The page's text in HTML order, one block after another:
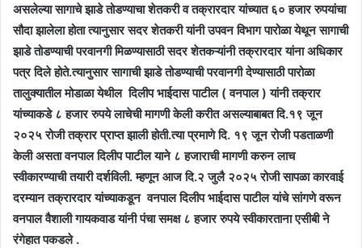
असलेल्या सागाचे झाडे तोडण्याचा शेतकरी व तक्रारदार यांच्यात ६० हजार रुपयांचा
सौदा झालेला होता त्यानुसार सदर शेतकरी यांनी उपवन विभाग पारोळा येथून सागाची
झाडे तोडण्याची परवानगी मिळण्यासाठी सदर शेतकऱ्यांनी तक्रारदार यांना अधिकार
पत्र दिले होते.त्यानुसार सागाची झाडे तोडण्याची परवानगी देण्यासाठी पारोळा
तालुक्यातील मोडाळा येथील दिलीप भाईदास पाटील ( वनपाल ) यांनी तक्रार
यांच्याकडे ८ हजार रुपये लाचेची मागणी केली करीत असल्याबाबत दि.१९ जून
२०२५ रोजी तक्रार प्राप्त झाली होती.त्या प्रमाणे दि. १९ जून रोजी पडताळणी
केली असता वनपाल दिलीप पाटील याने ८ हजाराची मागणी करुन लाच
स्वीकारण्याची तयारी दर्शविली. म्हणून आज दि.२ जुलै २०२५ रोजी सापळा कारवाई
दरम्यान तक्रारदार यांच्याकडून वनपाल दिलीप भाईदास पाटील यांचे सांगणे वरून
वनपाल वैशाली गायकवाड यांनी पंचा समक्ष ८ हजार रुपये स्वीकारताना एसीबी ने
रंगेहात पकडले .